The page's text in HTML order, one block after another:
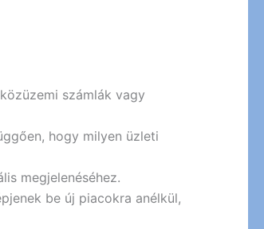
számlák vagy
hogy milyen üzleti
megjelenéséhez.
be új piacokra anélkül,